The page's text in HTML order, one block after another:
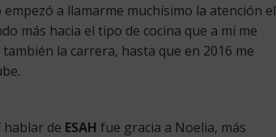
a llamarme muchísimo la atención el
más hacia el tipo de cocina que a mí me
la carrera, hasta que en 2016 me
hablar de ESAH fue gracia a Noelia, más